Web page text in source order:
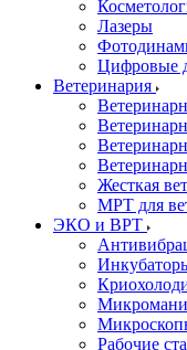
Лазеры
Цифровые
Ветеринария
Жесткая
МРТ для
ЭКО и ВРТ
Рабочие